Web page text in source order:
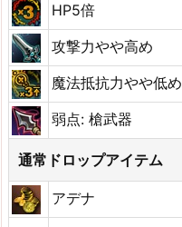
HP5倍
攻撃力やや高め
魔法抵抗力やや低め
弱点: 槍武器
通常ドロップアイテム
アデナ